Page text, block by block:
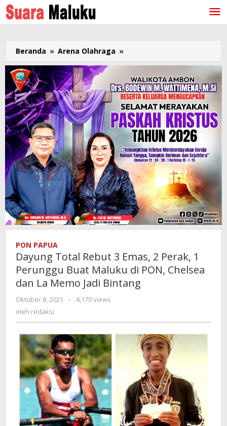
Lewati
ke
konten
Beranda » Arena Olahraga »
Total
3
Emas,
2
Perak,
1
Perunggu
Buat
Maluku
di
PON,
Chelsea
dan
La
Memo
Jadi
PON PAPUA
Dayung Total Rebut 3 Emas, 2 Perak, 1
Perunggu Buat Maluku di PON, Chelsea
dan La Memo Jadi Bintang
Oktober 8, 2021
oleh
-
4,170 views
oleh redaksi